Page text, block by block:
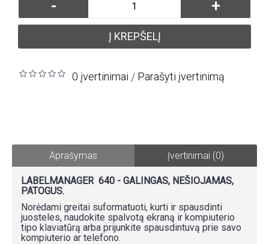
- +
Į KREPŠELĮ
0 įvertinimai / Parašyti įvertinimą
Aprašymas Įvertinimai (0)
LABELMANAGER 640 - GALINGAS, NEŠIOJAMAS,
PATOGUS.
Norėdami greitai suformatuoti, kurti ir spausdinti
juosteles, naudokite spalvotą ekraną ir kompiuterio
tipo klaviatūrą arba prijunkite spausdintuvą prie savo
kompiuterio ar telefono.